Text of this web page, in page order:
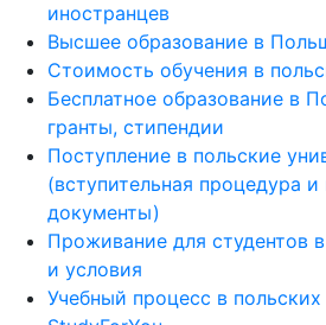
иностранцев
Высшее образование в
Стоимость обучения в
Бесплатное образование в
гранты, стипендии
Поступление в польские
(вступительная процедура
документы)
Проживание для студентов
и условия
Учебный процесс в польских